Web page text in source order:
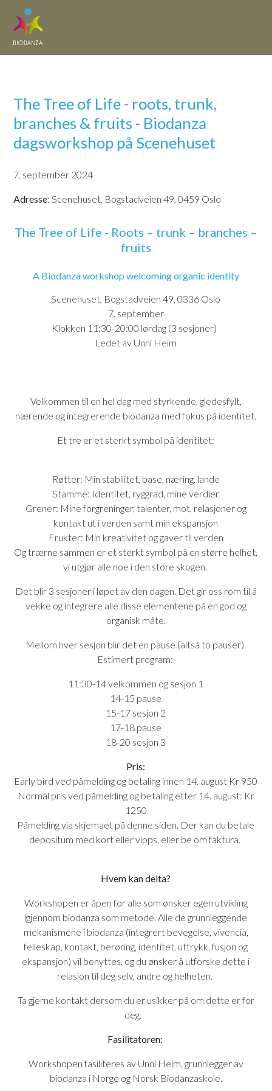
The Tree of Life - roots, trunk,
branches & fruits - Biodanza
dagsworkshop på Scenehuset
7. september 2024
Adresse: Scenehuset, Bogstadveien 49, 0459 Oslo
The Tree of Life - Roots – trunk – branches –
fruits
A Biodanza workshop welcoming organic identity
Scenehuset, Bogstadveien 49, 0336 Oslo
7. september
Klokken 11:30-20:00 lørdag (3 sesjoner)
Ledet av Unni Heim
Velkommen til en hel dag med styrkende, gledesfylt,
nærende og integrerende biodanza med fokus på identitet.
Et tre er et sterkt symbol på identitet:
Røtter: Min stabilitet, base, næring, lande
Stamme: Identitet, ryggrad, mine verdier
Grener: Mine forgreninger, talenter, mot, relasjoner og
kontakt ut i verden samt min ekspansjon
Frukter: Min kreativitet og gaver til verden
Og trærne sammen er et sterkt symbol på en større helhet,
vi utgjør alle noe i den store skogen.
Det blir 3 sesjoner i løpet av den dagen. Det gir oss rom til å
vekke og integrere alle disse elementene på en god og
organisk måte.
Mellom hver sesjon blir det en pause (altså to pauser).
Estimert program:
11:30-14 velkommen og sesjon 1
14-15 pause
15-17 sesjon 2
17-18 pause
18-20 sesjon 3
Pris:
Early bird ved påmelding og betaling innen 14. august Kr 950
Normal pris ved påmelding og betaling etter 14. august: Kr
1250
Påmelding via skjemaet på denne siden. Der kan du betale
depositum med kort eller vipps, eller be om faktura.
Hvem kan delta?
Workshopen er åpen for alle som ønsker egen utvikling
igjennom biodanza som metode. Alle de grunnleggende
mekanismene i biodanza (integrert bevegelse, vivencia,
felleskap, kontakt, berøring, identitet, uttrykk, fusjon og
ekspansjon) vil benyttes, og du ønsker å utforske dette i
relasjon til deg selv, andre og helheten.
Ta gjerne kontakt dersom du er usikker på om dette er for
deg.
Fasilitatoren:
Workshopen fasiliteres av Unni Heim, grunnlegger av
biodanza i Norge og Norsk Biodanzaskole.